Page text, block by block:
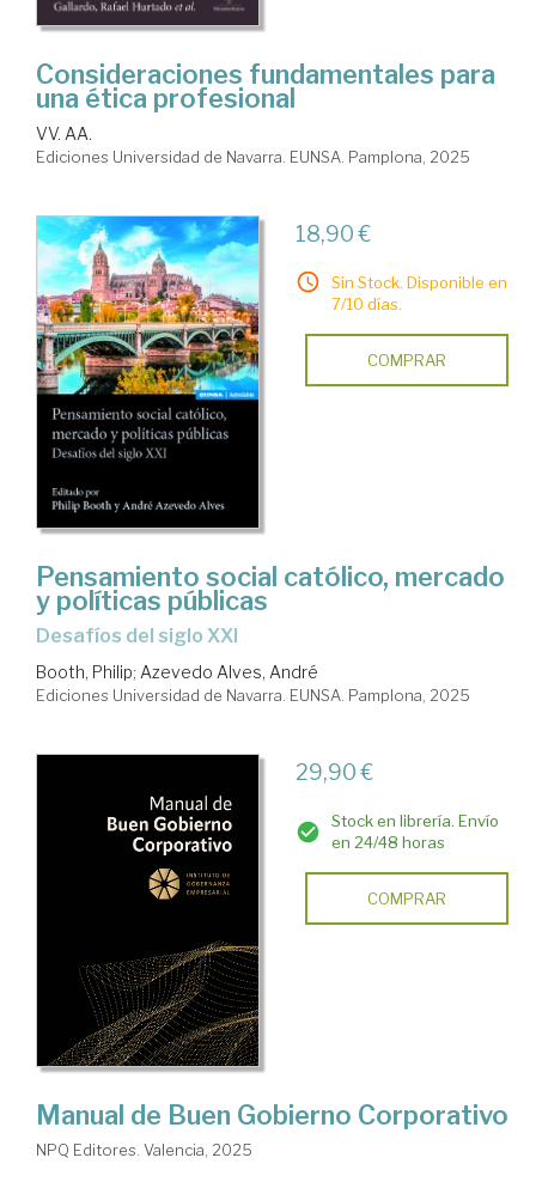
Consideraciones fundamentales para
una ética profesional
VV. AA.
Ediciones Universidad de Navarra. EUNSA. Pamplona, 2025
18,90 €
Sin Stock. Disponible en
7/10 días.
COMPRAR
Pensamiento social católico, mercado
y políticas públicas
Desafíos del siglo XXI
Booth, Philip; Azevedo Alves, André
Ediciones Universidad de Navarra. EUNSA. Pamplona, 2025
29,90 €
Stock en librería. Envío
en 24/48 horas
COMPRAR
Manual de Buen Gobierno Corporativo
NPQ Editores. Valencia, 2025